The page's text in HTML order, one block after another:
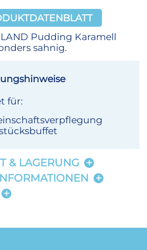
Pudding Karamell
sahnig.
für:
& LAGERUNG